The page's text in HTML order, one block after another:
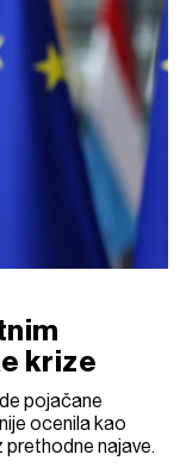
krize
pojačane
ocenila kao
najave.